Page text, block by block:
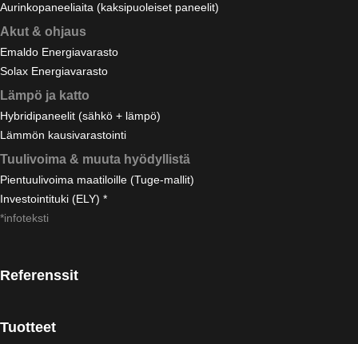
Aurinkopaneeliaita (kaksipuoleiset paneelit)
Akut & ohjaus
Emaldo Energiavarasto
Solax Energiavarasto
Lämpö ja katto
Hybridipaneelit (sähkö + lämpö)
Lämmön kausivarastointi
Tuulivoima & muuta hyödyllistä
Pientuulivoima maatiloille (Tuge-mallit)
Investointituki (ELY) *
*infoteksti
Referenssit
Tuotteet